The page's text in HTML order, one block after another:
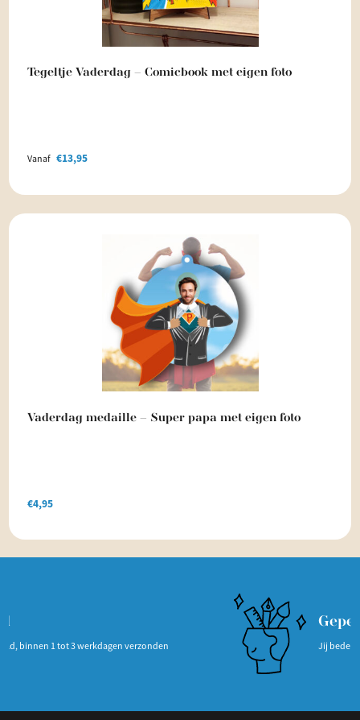
Tegeltje Vaderdag – Comicbook met eigen foto
Vanaf €13,95
Vaderdag medaille – Super papa met eigen foto
€4,95
verzonden
Gepersonaliseerd
Jij bedenkt het, wij maken het